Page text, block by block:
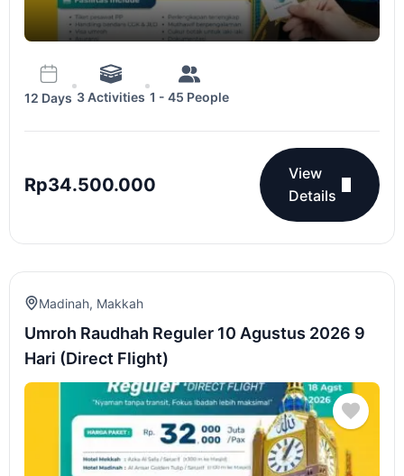
12 Days 3 Activities 1 - 45 People
Rp34.500.000
View
Details
Madinah, Makkah
Umroh Raudhah Reguler 10 Agustus 2026 9
Hari (Direct Flight)